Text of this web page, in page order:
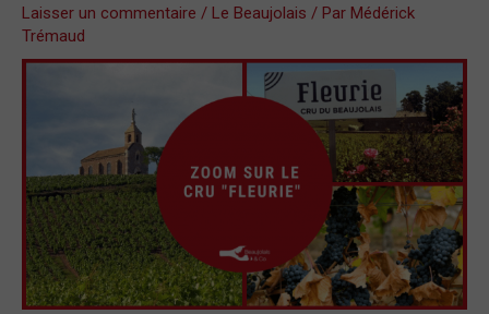
Laisser un commentaire / Le Beaujolais / Par Médérick
Trémaud